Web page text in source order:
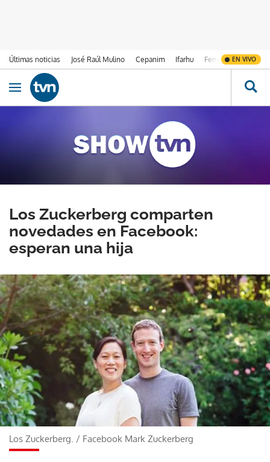
Últimas noticias José Raúl Mulino Cepanim Ifarhu Fenómeno de El
EN VIVO
Ir al contenido
Obrir navegació
Los Zuckerberg comparten
novedades en Facebook:
esperan una hija
Los Zuckerberg. / Facebook Mark Zuckerberg